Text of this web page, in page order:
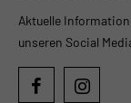
Aktuelle
unseren Social